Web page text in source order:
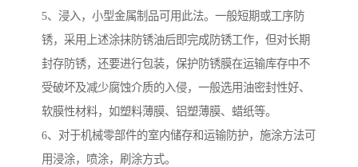
5、浸入，小型金属制品可用此法。一般短期或工序防
锈，采用上述涂抹防锈油后即完成防锈工作，但对长期
封存防锈，还要进行包装，保护防锈膜在运输库存中不
受破坏及减少腐蚀介质的入侵，一般选用油密封性好、
软膜性材料，如塑料薄膜、铝塑薄膜、蜡纸等。
6、对于机械零部件的室内储存和运输防护，施涂方法可
用浸涂，喷涂，刷涂方式。